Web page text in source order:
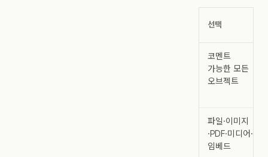
선택
코멘트
가능한 모든
오브젝트
파일·이미지
·PDF·미디어·
임베드